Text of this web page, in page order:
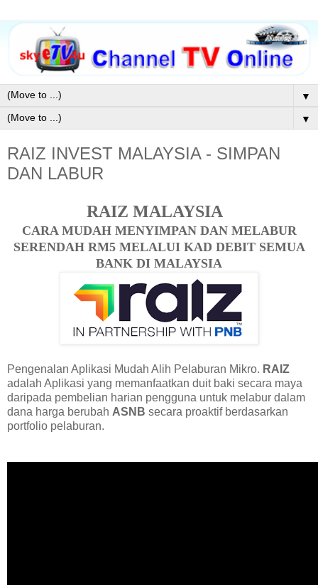
▼
▼
RAIZ INVEST MALAYSIA - SIMPAN
DAN LABUR
RAIZ MALAYSIA
CARA MUDAH MENYIMPAN DAN MELABUR
SERENDAH RM5 MELALUI KAD DEBIT SEMUA
BANK DI MALAYSIA
Pengenalan Aplikasi Mudah Alih Pelaburan Mikro. RAIZ
adalah Aplikasi yang memanfaatkan duit baki secara maya
daripada pembelian harian pengguna untuk melabur dalam
dana harga berubah ASNB secara proaktif berdasarkan
portfolio pelaburan.